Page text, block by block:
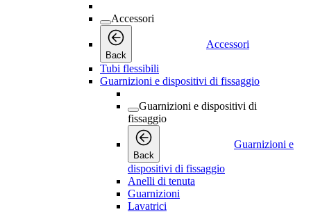
Accessori
Back
Accessori
Tubi flessibili
Guarnizioni e dispositivi di fissaggio
Guarnizioni e dispositivi di
fissaggio
Back
Guarnizioni e
dispositivi di fissaggio
Anelli di tenuta
Guarnizioni
Lavatrici